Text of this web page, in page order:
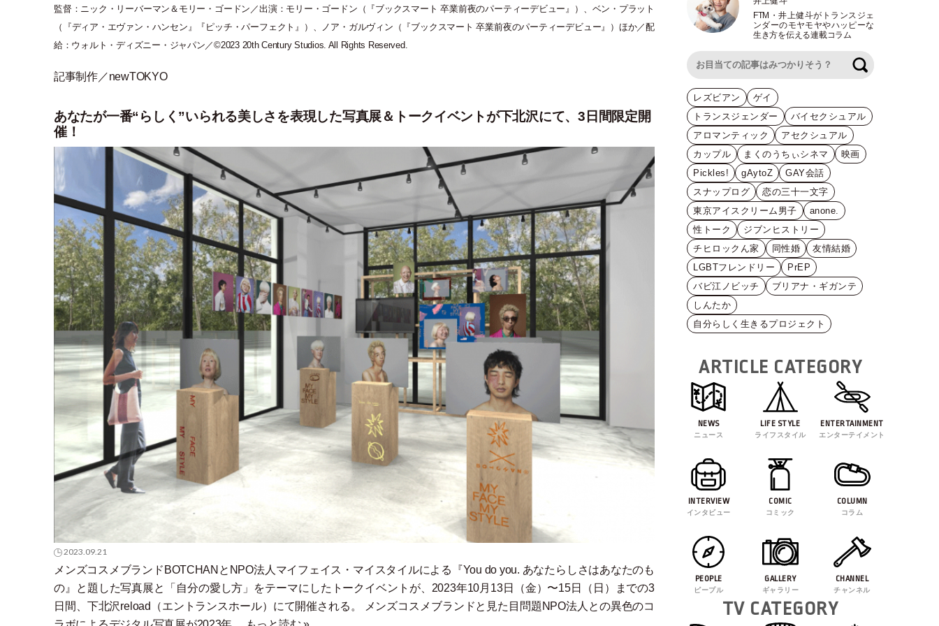
監督：ニック ・ リーバーマン＆モリー ・ ゴードン／出演：モリー ・ ゴードン （ 『ブックスマート 卒業前夜のパーティーデビュー』 ） 、ベン ・ プラット
（
『ディア ・ エヴァン ・ ハンセン』『ピッチ ・パーフェクト』 ） 、ノア ・ ガルヴィン （ 『ブックスマート 卒業前夜のパーティーデビュー』 ） ほか／配
給：ウォルト ・ディズニー ・ ジャパン／©2023 20th Century Studios. All Rights Reserved.
記事制作／newTOKYO
あなたが一番“らしく”いられる美しさを表現した写真展＆トークイベントが下北沢にて、3日間限定開
催！
2023.09.21
メンズコスメブランドBOTCHANとNPO法⼈マイフェイス ・ マイスタイルによる『You do you. あなたらしさはあなたのも
の』と題した写真展と
「 自分の愛し方 」 をテーマにしたトークイベントが、2023年10月13日 （金） 〜15日 （ 日 ）
までの3
日間、下北沢reload
（エントランスホール） にて開催される。 メンズコスメブランドと見た目問題NPO法人との異色のコ
FTM ・井上健斗がトランスジェ
ンダーのモヤモヤやハッピーな
生き方を伝える連載コラム
レズビアン
ゲイ
トランスジェンダー
バイセクシュアル
アロマンティック
アセクシュアル
カップル
まくのうちぃシネマ
映画
Pickles!
gAytoZ
GAY会話
スナップログ
恋の三十一文字
東京アイスクリーム男子
anone.
性トーク
ジブンヒストリー
チヒロックん家
同性婚
友情結婚
LGBTフレンドリー
PrEP
バビ江ノビッチ
ブリアナ・ギガンテ
しんたか
自分らしく生きるプロジェクト
ARTICLE CATEGORY
NEWS
ニュース
LIFE STYLE
ライフスタイル
ENTERTAINMENT
エンターテイメント
INTERVIEW
インタビュー
COMIC
コミック
COLUMN
コラム
PEOPLE
ピープル
GALLERY
ギャラリー
CHANNEL
チャンネル
TV CATEGORY